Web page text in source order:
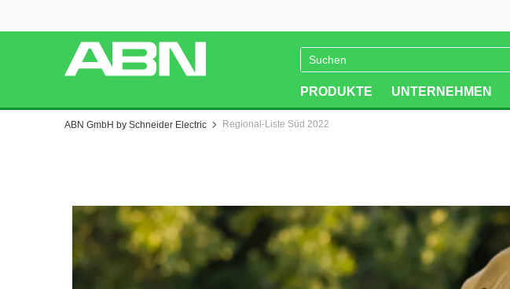
PRODUKTE UNTERNEHMEN
You are here:
ABN GmbH by Schneider Electric Regional-Liste Süd 2022